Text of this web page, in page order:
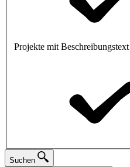
Projekte mit
Suchen